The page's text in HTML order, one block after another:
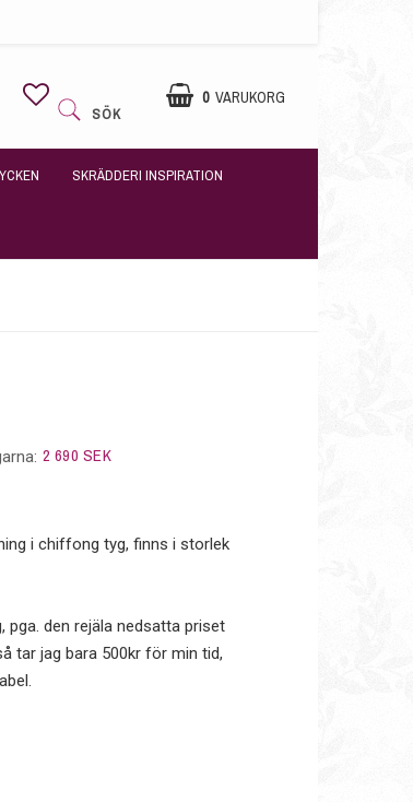
0 VARUKORG
DIN VARUKORG ÄR TOM
SÖK
SKRÄDDERI INSPIRATION
2 690 SEK
i chiffong tyg, finns i storlek
pga. den rejäla nedsatta priset
tar jag bara 500kr för min tid,